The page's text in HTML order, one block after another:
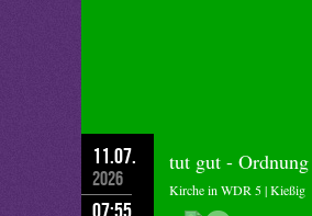
11.07.
2026
07:55
tut gut - Ordnung
Kirche in WDR 5 | Kießig